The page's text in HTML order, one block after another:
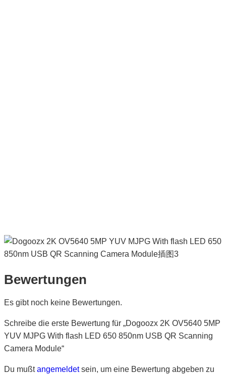
Bewertungen
Es gibt noch keine Bewertungen.
Schreibe die erste Bewertung für „Dogoozx 2K OV5640 5MP
YUV MJPG With flash LED 650 850nm USB QR Scanning
Camera Module“
Du mußtangemeldetsein, um eine Bewertung abgeben zu